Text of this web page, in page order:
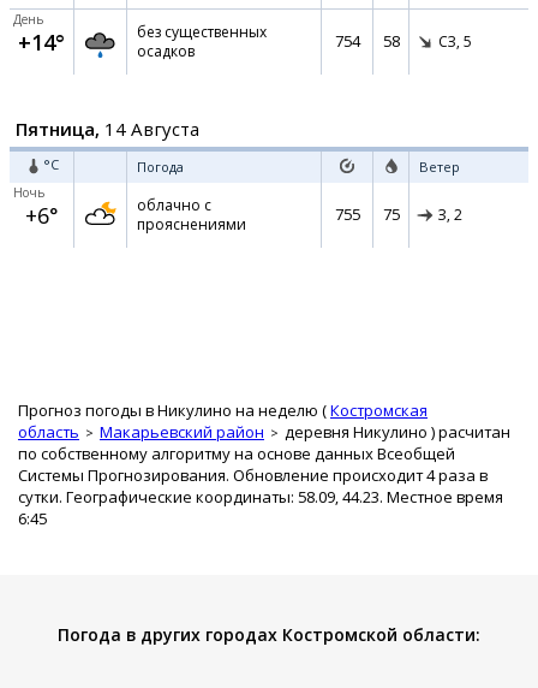
День
+14°
без существенных
осадков
754 58 СЗ, 5
Пятница, 14 Августа
°C Погода Ветер
Ночь
+6°
облачно с
прояснениями
755 75 З, 2
Прогноз погоды в Никулино на неделю (Костромская
область
Макарьевский район деревня Никулино ) расчитан
по собственному алгоритму на основе данных Всеобщей
Системы Прогнозирования. Обновление происходит 4 раза в
сутки. Географические координаты: 58.09, 44.23. Местное время
6:45
Погода в других городах Костромской области: